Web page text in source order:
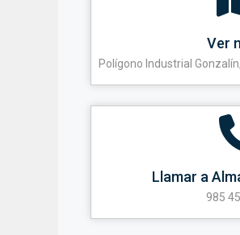
Ver
Polígono Industrial
Llamar a
985